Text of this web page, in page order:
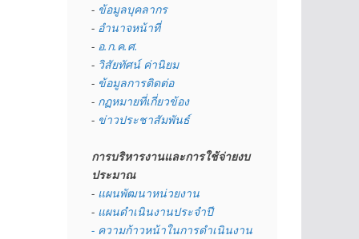
- ข้อมูลบุคลากร
- อำนาจหน้าที่
- อ.ก.ค.ศ.
- วิสัยทัศน์ ค่านิยม
- ข้อมูลการติดต่อ
- กฏหมายที่เกี่ยวข้อง
- ข่าวประชาสัมพันธ์
การบริหารงานและการใช้จ่ายงบ
ประมาณ
- แผนพัฒนาหน่วยงาน
- แผนดำเนินงานประจำปี
- ความก้าวหน้าในการดำเนินงาน